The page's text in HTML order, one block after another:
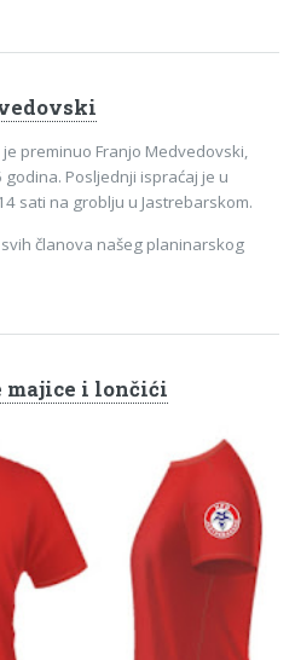
preminuo Franjo Medvedovski,
Posljednji ispraćaj je u
sati na groblju u Jastrebarskom.
članova našeg planinarskog
majice i lončići